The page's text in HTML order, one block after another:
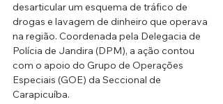
desarticular um esquema de tráfico de
drogas e lavagem de dinheiro que operava
na região. Coordenada pela Delegacia de
Polícia de Jandira (DPM), a ação contou
com o apoio do Grupo de Operações
Especiais (GOE) da Seccional de
Carapicuíba.